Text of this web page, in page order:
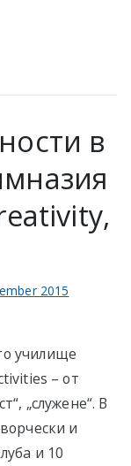
в
2015
училище
– от
„служене“. В
и
и 10